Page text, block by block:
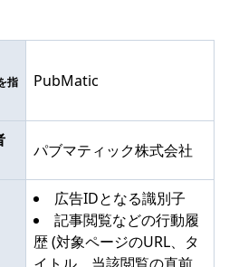
指
PubMatic
パブマティック株式会社
広告IDとなる識別子
記事閲覧などの行動履
歴 (対象ページのURL、タ
イトル、当該閲覧の直前